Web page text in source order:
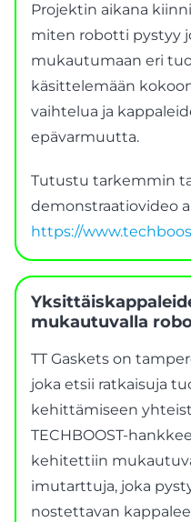
Projektin aikana
miten robotti pystyy
mukautumaan eri
käsittelemään
vaihtelua ja
epävarmuutta.
Tutustu tarkemmin
demonstraatiovideo
https://
mukautuvalla
TT Gaskets on
joka etsii ratkaisuja
kehittämiseen
TECHBOOST-
kehitettiin
imutarttuja, joka
nostettavan